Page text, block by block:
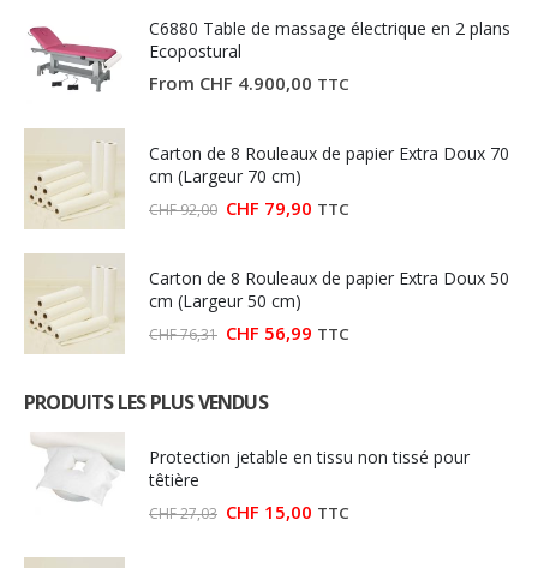
C6880 Table de massage électrique en 2 plans
Ecopostural
From CHF 4.900,00 TTC
Carton de 8 Rouleaux de papier Extra Doux 70
cm (Largeur 70 cm)
CHF92,00 Le
CHF 92,00.
CHF 79,90Le
CHF 79,90.
TTC
Carton de 8 Rouleaux de papier Extra Doux 50
cm (Largeur 50 cm)
CHF76,31 Le
CHF 76,31.
CHF 56,99Le
TTC
PRODUITS LES PLUS VENDUS
Protection jetable en tissu non tissé pour
têtière
CHF27,03 Le
CHF 15,00Le
TTC